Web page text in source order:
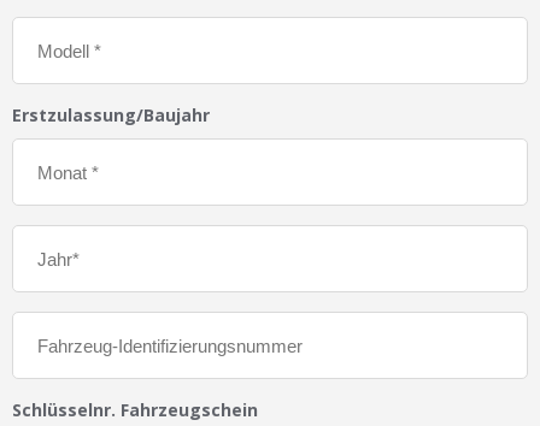
Erstzulassung/Baujahr
Schlüsselnr. Fahrzeugschein